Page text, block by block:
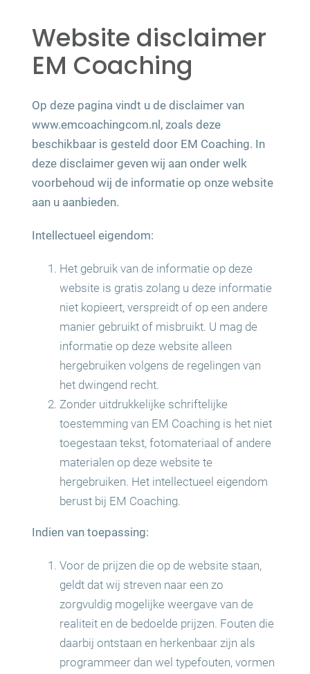
Tarieven
Veelgestelde vragen
Contact
Website disclaimer
EM Coaching
Op deze pagina vindt u de disclaimer van
www.emcoachingcom.nl, zoals deze
beschikbaar is gesteld door EM Coaching. In
deze disclaimer geven wij aan onder welk
voorbehoud wij de informatie op onze website
aan u aanbieden.
Intellectueel eigendom:
Het gebruik van de informatie op deze
website is gratis zolang u deze informatie
niet kopieert, verspreidt of op een andere
manier gebruikt of misbruikt. U mag de
informatie op deze website alleen
hergebruiken volgens de regelingen van
het dwingend recht.
Zonder uitdrukkelijke schriftelijke
toestemming van EM Coaching is het niet
toegestaan tekst, fotomateriaal of andere
materialen op deze website te
hergebruiken. Het intellectueel eigendom
berust bij EM Coaching.
Indien van toepassing:
Voor de prijzen die op de website staan,
geldt dat wij streven naar een zo
zorgvuldig mogelijke weergave van de
realiteit en de bedoelde prijzen. Fouten die
daarbij ontstaan en herkenbaar zijn als
programmeer dan wel typefouten, vormen